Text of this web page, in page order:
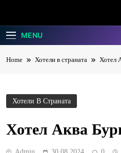
MENU
Home Хотели в страната Хотел
Хотели В Страната
Хотел Аква